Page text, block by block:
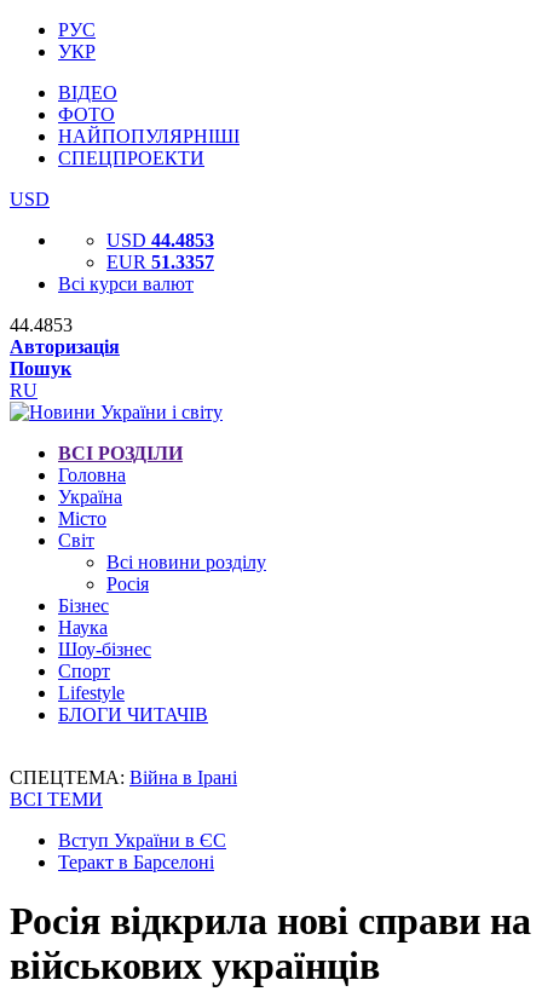
РУС
УКР
ВІДЕО
ФОТО
НАЙПОПУЛЯРНІШІ
СПЕЦПРОЕКТИ
USD
USD 44.4853
EUR 51.3357
Всі курси валют
44.4853
Авторизація
Пошук
RU
ВСІ РОЗДІЛИ
Головна
Україна
Місто
Світ
Всі новини розділу
Росія
Бізнес
Наука
Шоу-бізнес
Спорт
Lifestyle
БЛОГИ ЧИТАЧІВ
СПЕЦТЕМА: Війна в Ірані
ВСІ ТЕМИ
Вступ України в ЄС
Теракт в Барселоні
Росія відкрила нові справи на
військових українців